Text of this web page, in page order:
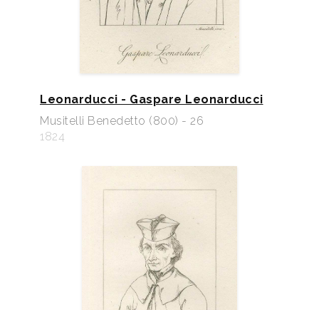
Leonarducci - Gaspare Leonarducci
Musitelli Benedetto (800) - 26
1824